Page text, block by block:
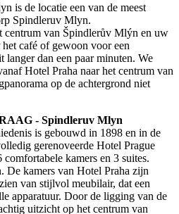
is de locatie een van de meest
Spindleruv Mlyn.
centrum van Špindlerův Mlýn en uw
café of gewoon voor een
langer dan een paar minuten. We
Hotel Praha naar het centrum van
op de achtergrond niet
- Spindleruv Mlyn
is gebouwd in 1898 en in de
gerenoveerde Hotel Prague
kamers en 3 suites.
De kamers van Hotel Praha zijn
van stijlvol meubilair, dat een
apparatuur. Door de ligging van de
uitzicht op het centrum van